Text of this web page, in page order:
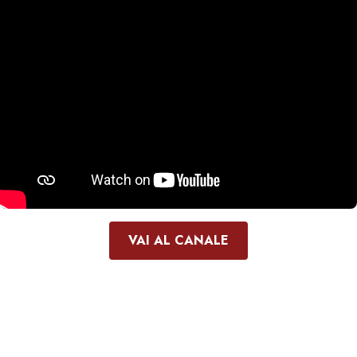
VAI AL CANALE